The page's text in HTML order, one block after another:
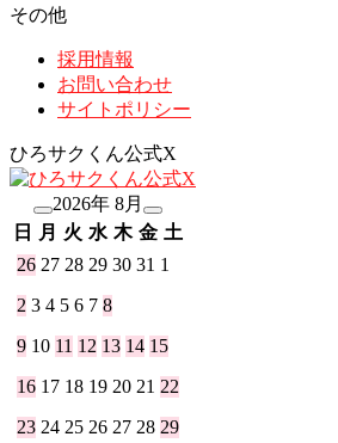
その他
採用情報
お問い合わせ
サイトポリシー
ひろサクくん公式X
2026年 8月
日
月 火 水 木 金 土
26 27 28 29 30 31 1
2 3 4 5 6 7 8
9 10 11 12 13 14 15
16 17 18 19 20 21 22
23 24 25 26 27 28 29